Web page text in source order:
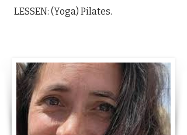
LESSEN: (Yoga) Pilates.